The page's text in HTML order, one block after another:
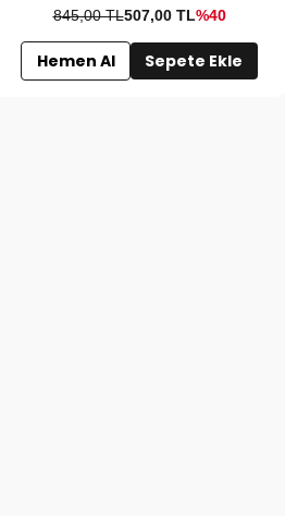
845,00 TL507,00TL%40
Hemen Al Sepete Ekle